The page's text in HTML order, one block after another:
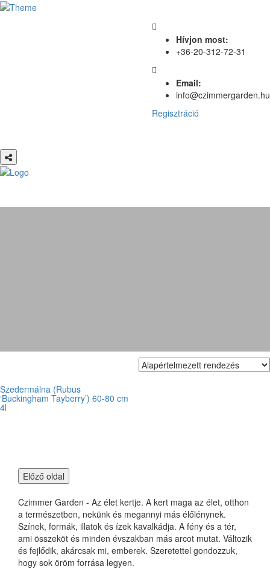
Hívjon most:
+36-20-312-72-31
Email:
info@czimmergarden.hu
Regisztráció
Szedermálna (Rubus
‘Buckingham Tayberry’) 60-80 cm
4l
Czimmer Garden - Az élet kertje. A kert maga az élet, otthon
a természetben, nekünk és megannyi más élőlénynek.
Színek, formák, illatok és ízek kavalkádja. A fény és a tér,
ami összeköt és minden évszakban más arcot mutat. Változik
és fejlődik, akárcsak mi, emberek. Szeretettel gondozzuk,
hogy sok öröm forrása legyen.